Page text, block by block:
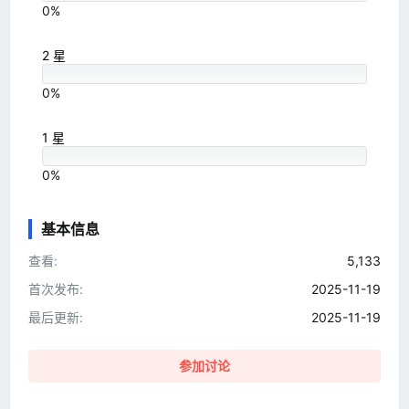
0%
2 星
0%
1 星
0%
基本信息
查看
5,133
首次发布
2025-11-19
最后更新
2025-11-19
参加讨论